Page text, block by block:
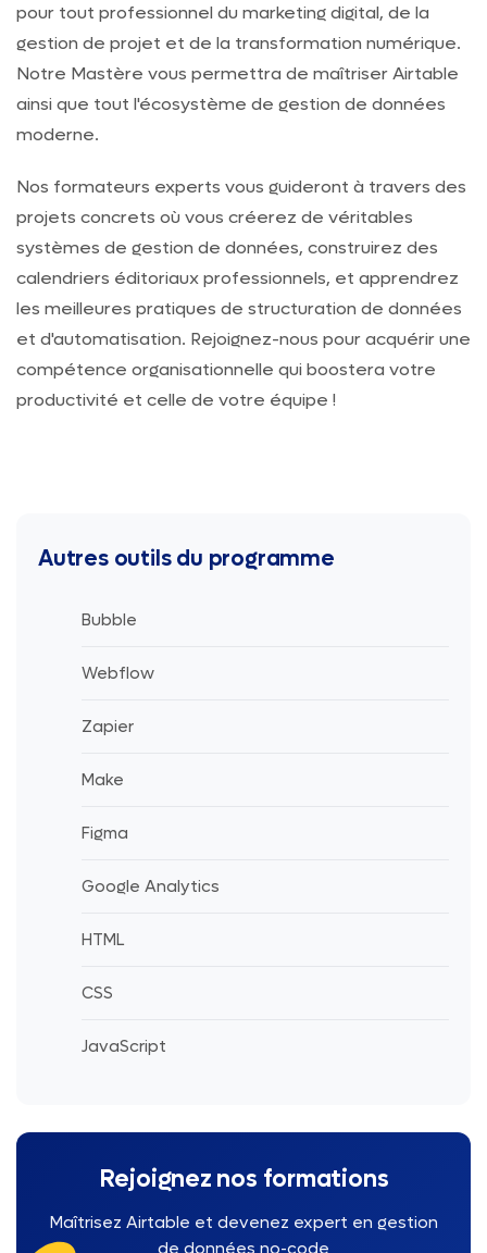
pour tout professionnel du marketing digital, de la
gestion de projet et de la transformation numérique.
Notre Mastère vous permettra de maîtriser Airtable
ainsi que tout l'écosystème de gestion de données
moderne.
Nos formateurs experts vous guideront à travers des
projets concrets où vous créerez de véritables
systèmes de gestion de données, construirez des
calendriers éditoriaux professionnels, et apprendrez
les meilleures pratiques de structuration de données
et d'automatisation. Rejoignez-nous pour acquérir une
compétence organisationnelle qui boostera votre
productivité et celle de votre équipe !
Autres outils du programme
Bubble
Webflow
Zapier
Make
Figma
Google Analytics
HTML
CSS
JavaScript
Rejoignez nos formations
Maîtrisez Airtable et devenez expert en gestion
de données no-code